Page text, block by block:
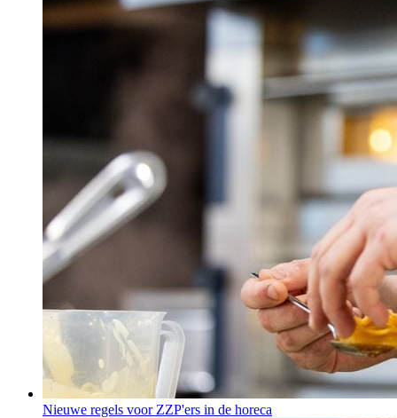
Nieuwe regels voor ZZP'ers in de horeca